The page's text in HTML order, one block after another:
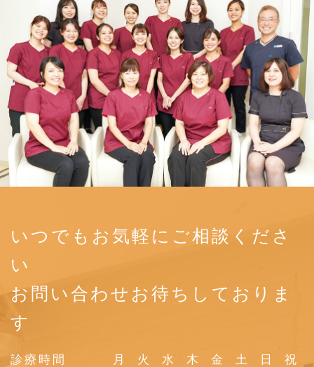
いつでもお気軽にご相談くださ
い
お問い合わせお待ちしておりま
す
診療時間 月 火 水 木 金 土 日 祝